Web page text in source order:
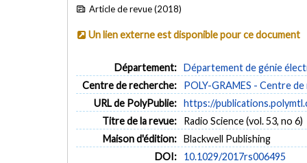
Article de revue (2018)
Un lien externe est disponible pour ce document
Département: Département de génie
Centre de recherche:
POLY-GRAMES - Centre
URL de PolyPublie: https://
Titre de la revue:
Radio Science (vol. 53, no 6)
Maison d'édition: Blackwell Publishing
DOI:
10.1029/2017rs006495